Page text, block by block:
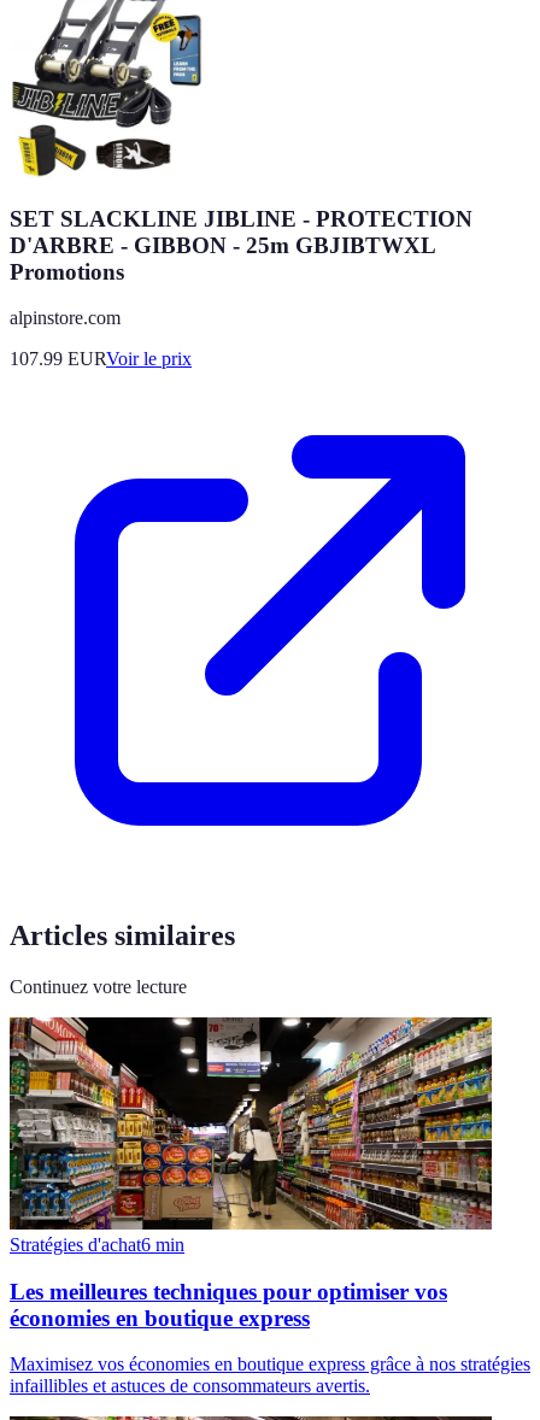
SET SLACKLINE JIBLINE - PROTECTION
D'ARBRE - GIBBON - 25m GBJIBTWXL
Promotions
alpinstore.com
107.99 EURVoir le prix
Articles similaires
Continuez votre lecture
Stratégies d'achat6 min
Les meilleures techniques pour optimiser vos
économies en boutique express
Maximisez vos économies en boutique express grâce à nos stratégies
infaillibles et astuces de consommateurs avertis.